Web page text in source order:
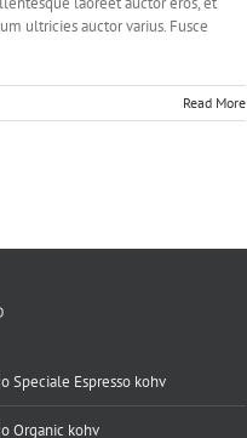
ultricies auctor varius. Fusce
Read More
Speciale Espresso kohv
Organic kohv